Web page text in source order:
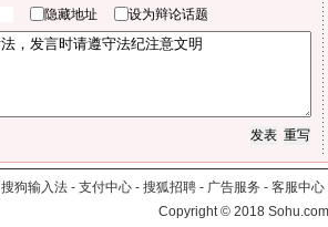
隐藏地址 设为辩论话题
搜狗输入法 - 支付中心 - 搜狐招聘 - 广告服务 - 客服中心
Copyright©2018